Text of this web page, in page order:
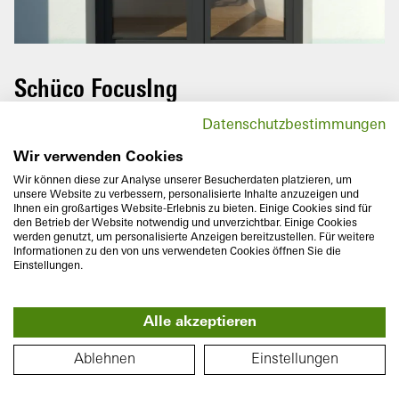
PLANO DE PLANTA
Gire su teléfono móvil para disfrutar
de este recorrido en su totalidad.
Schüco FocusIng
Las balconeras de la innovadora serie
moderno aspecto con formas rectilíneas y
reducida separación entre marco y hoja.
Profundidad Aislamiento térmico
Uf hasta
Datenschutzbestimmungen
Wir verwenden Cookies
Wir können diese zur Analyse unserer Besucherdaten platzieren, um
unsere Website zu verbessern, personalisierte Inhalte anzuzeigen und
Ihnen ein großartiges Website-Erlebnis zu bieten. Einige Cookies sind für
den Betrieb der Website notwendig und unverzichtbar. Einige Cookies
werden genutzt, um personalisierte Anzeigen bereitzustellen. Für weitere
Informationen zu den von uns verwendeten Cookies öffnen Sie die
Einstellungen.
Alle akzeptieren
Ablehnen Einstellungen